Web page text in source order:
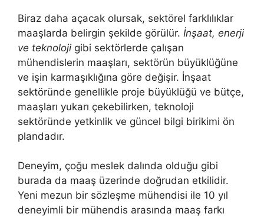
Biraz daha açacak olursak, sektörel farklılıklar
maaşlarda belirgin şekilde görülür. İnşaat, enerji
ve teknoloji gibi sektörlerde çalışan
mühendislerin maaşları, sektörün büyüklüğüne
ve işin karmaşıklığına göre değişir. İnşaat
sektöründe genellikle proje büyüklüğü ve bütçe,
maaşları yukarı çekebilirken, teknoloji
sektöründe yetkinlik ve güncel bilgi birikimi ön
plandadır.
Deneyim, çoğu meslek dalında olduğu gibi
burada da maaş üzerinde doğrudan etkilidir.
Yeni mezun bir sözleşme mühendisi ile 10 yıl
deneyimli bir mühendis arasında maaş farkı